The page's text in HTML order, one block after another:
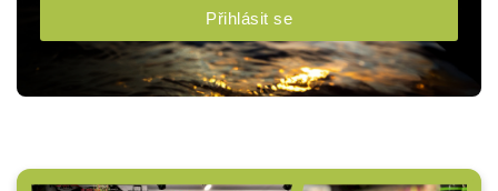
Přihlásit se